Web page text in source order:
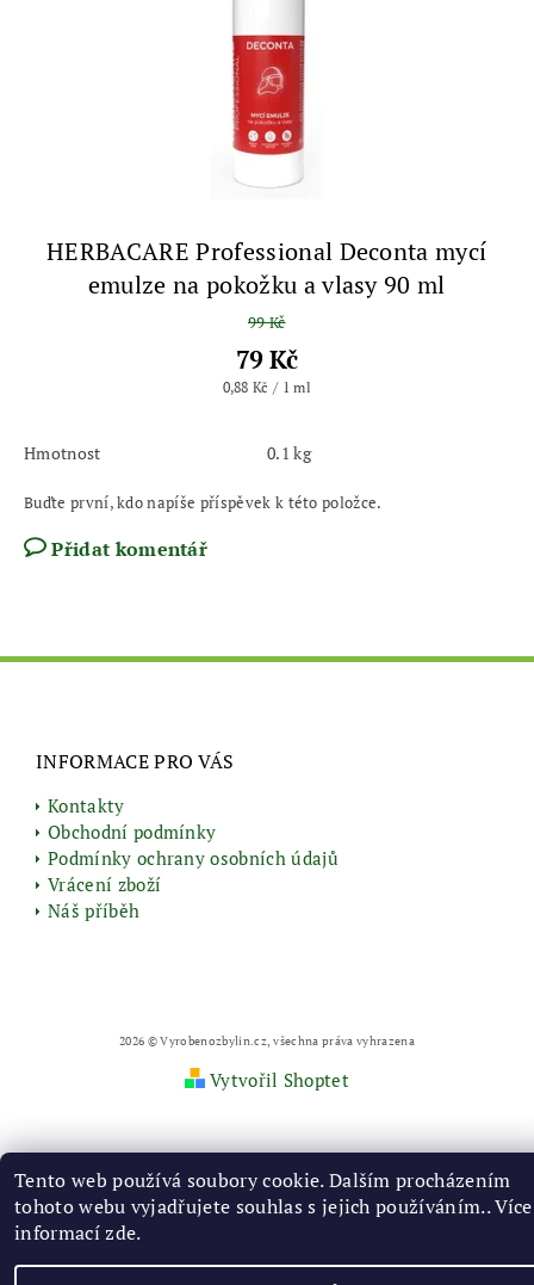
HERBACARE Professional Deconta mycí
emulze na pokožku a vlasy 90 ml
99 Kč
79 Kč
0,88 Kč / 1 ml
Hmotnost 0.1 kg
Buďte první, kdo napíše příspěvek k této položce.
Přidat komentář
INFORMACE PRO VÁS
Kontakty
Obchodní podmínky
Podmínky ochrany osobních údajů
Vrácení zboží
Náš příběh
2026 © Vyrobenozbylin.cz, všechna práva vyhrazena
Vytvořil Shoptet
Tento web používá soubory cookie. Dalším procházením
tohoto webu vyjadřujete souhlas s jejich používáním.. Více
informacízde.